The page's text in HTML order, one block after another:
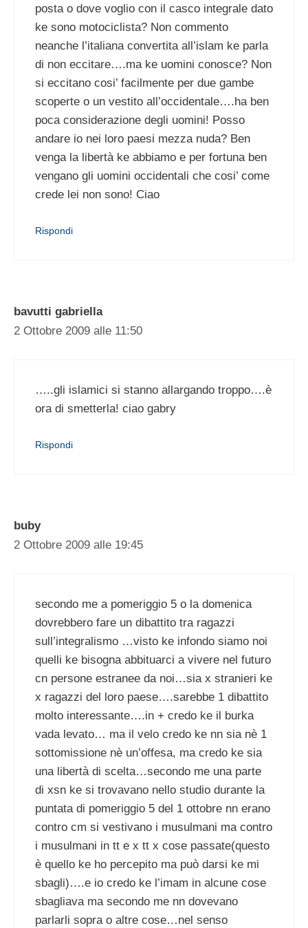
posta o dove voglio con il casco integrale dato
ke sono motociclista? Non commento
neanche l’italiana convertita all’islam ke parla
di non eccitare….ma ke uomini conosce? Non
si eccitano cosi’ facilmente per due gambe
scoperte o un vestito all’occidentale….ha ben
poca considerazione degli uomini! Posso
andare io nei loro paesi mezza nuda? Ben
venga la libertà ke abbiamo e per fortuna ben
vengano gli uomini occidentali che cosi’ come
crede lei non sono! Ciao
Rispondi
bavutti gabriella
2 Ottobre 2009 alle 11:50
…..gli islamici si stanno allargando troppo….è
ora di smetterla! ciao gabry
Rispondi
buby
2 Ottobre 2009 alle 19:45
secondo me a pomeriggio 5 o la domenica
dovrebbero fare un dibattito tra ragazzi
sull’integralismo …visto ke infondo siamo noi
quelli ke bisogna abbituarci a vivere nel futuro
cn persone estranee da noi…sia x stranieri ke
x ragazzi del loro paese….sarebbe 1 dibattito
molto interessante….in + credo ke il burka
vada levato… ma il velo credo ke nn sia nè 1
sottomissione nè un’offesa, ma credo ke sia
una libertà di scelta…secondo me una parte
di xsn ke si trovavano nello studio durante la
puntata di pomeriggio 5 del 1 ottobre nn erano
contro cm si vestivano i musulmani ma contro
i musulmani in tt e x tt x cose passate(questo
è quello ke ho percepito ma può darsi ke mi
sbagli)….e io credo ke l’imam in alcune cose
sbagliava ma secondo me nn dovevano
parlarli sopra o altre cose…nel senso